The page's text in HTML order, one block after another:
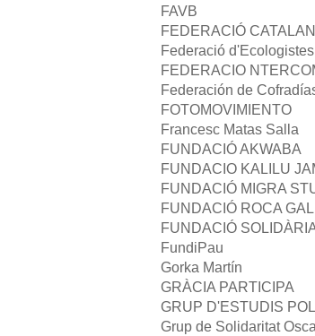
FAVB
FEDERACIÓ
Federació
FEDERACIO
Federación de
FOTOMOVIMIENTO
Francesc Matas Salla
FUNDACIÓ AKWABA
FUNDACIO KALILU
FUNDACIÓ MIGRA
FUNDACIÓ ROCA
FUNDACIÓ
FundiPau
Gorka Martín
GRÀCIA PARTICIPA
GRUP D'ESTUDIS
Grup de Solidaritat